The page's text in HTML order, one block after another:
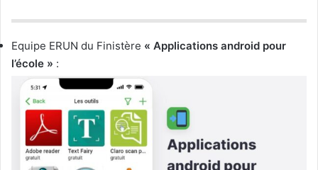
Equipe ERUN du Finistère « Applications android pour
l’école » :